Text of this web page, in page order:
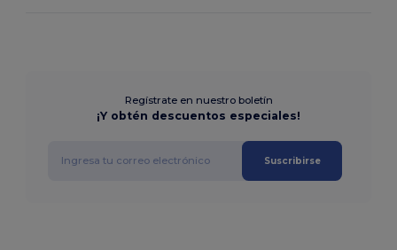
Regístrate en nuestro boletín
¡Y obtén descuentos especiales!
Suscribirse